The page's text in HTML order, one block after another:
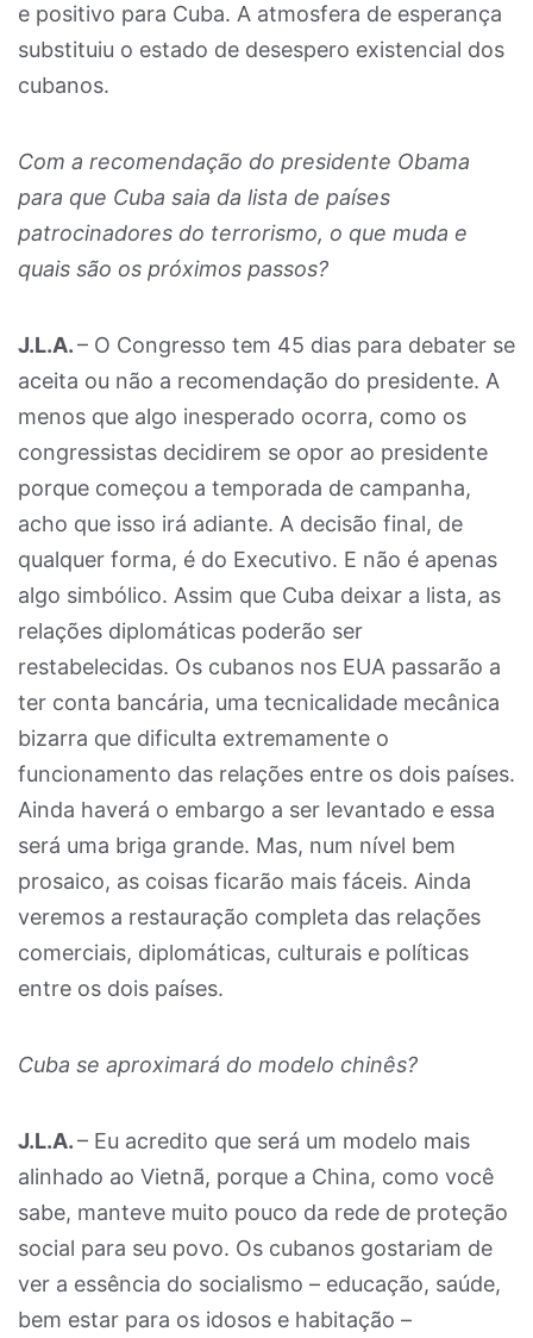
e positivo para Cuba. A atmosfera de esperança
substituiu o estado de desespero existencial dos
cubanos.
Com a recomendação do presidente Obama
para que Cuba saia da lista de países
patrocinadores do terrorismo, o que muda e
quais são os próximos passos?
J.L.A.– O Congresso tem 45 dias para debater se
aceita ou não a recomendação do presidente. A
menos que algo inesperado ocorra, como os
congressistas decidirem se opor ao presidente
porque começou a temporada de campanha,
acho que isso irá adiante. A decisão final, de
qualquer forma, é do Executivo. E não é apenas
algo simbólico. Assim que Cuba deixar a lista, as
relações diplomáticas poderão ser
restabelecidas. Os cubanos nos EUA passarão a
ter conta bancária, uma tecnicalidade mecânica
bizarra que dificulta extremamente o
funcionamento das relações entre os dois países.
Ainda haverá o embargo a ser levantado e essa
será uma briga grande. Mas, num nível bem
prosaico, as coisas ficarão mais fáceis. Ainda
veremos a restauração completa das relações
comerciais, diplomáticas, culturais e políticas
entre os dois países.
Cuba se aproximará do modelo chinês?
J.L.A.– Eu acredito que será um modelo mais
alinhado ao Vietnã, porque a China, como você
sabe, manteve muito pouco da rede de proteção
social para seu povo. Os cubanos gostariam de
ver a essência do socialismo – educação, saúde,
bem estar para os idosos e habitação –